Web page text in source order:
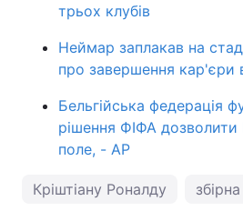
трьох клубів
Неймар заплакав на
про завершення кар'єри в
Бельгійська федерація
рішення ФІФА дозволити
поле, - AP
Кріштіану Роналду